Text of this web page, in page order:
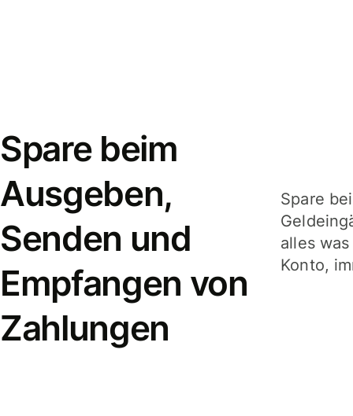
Spare beim
Ausgeben,
Senden und
Empfangen von
Zahlungen
Spare
alles
Konto,